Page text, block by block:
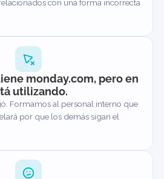
a usar monday.com
dónde empezar.
relacionados con una forma
tiene monday.com, pero
Formamos al personal interno